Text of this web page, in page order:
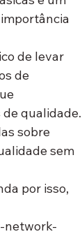
de levar
de
qualidade.
sobre
sem
por isso,
network-